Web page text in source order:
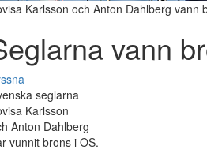
Karlsson och Anton Dahlberg vann
vann
seglarna
Karlsson
Anton Dahlberg
vunnit brons i OS.